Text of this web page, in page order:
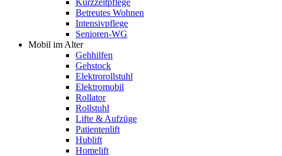
Betreutes Wohnen
Intensivpflege
Senioren-WG
Mobil im Alter
Gehhilfen
Gehstock
Elektrorollstuhl
Elektromobil
Rollator
Rollstuhl
Lifte & Aufzüge
Patientenlift
Hublift
Homelift